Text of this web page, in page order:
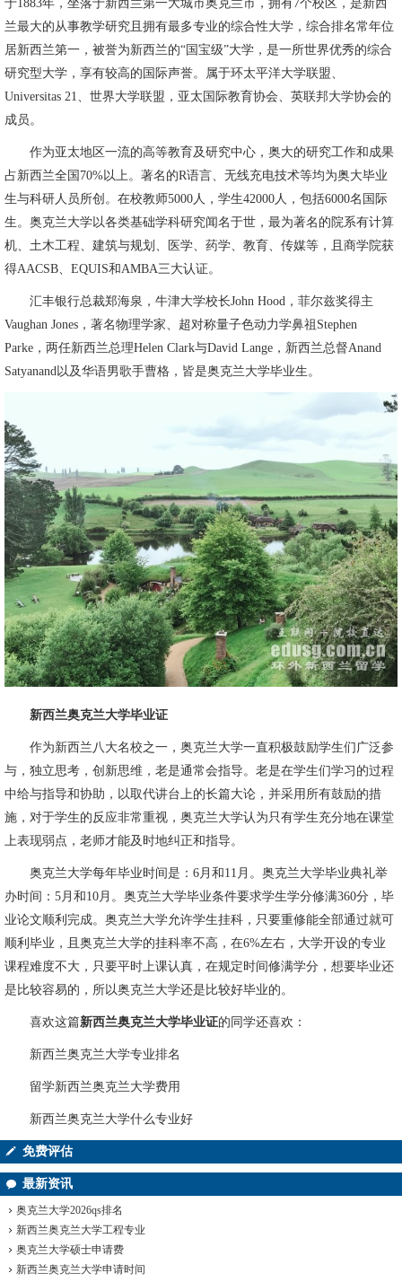
于1883年，坐落于新西兰第一大城市奥克兰市，拥有7个校区，是新西
兰最大的从事教学研究且拥有最多专业的综合性大学，综合排名常年位
居新西兰第一，被誉为新西兰的“国宝级”大学，是一所世界优秀的综合
研究型大学，享有较高的国际声誉。属于环太平洋大学联盟、
Universitas 21、世界大学联盟，亚太国际教育协会、英联邦大学协会的
成员。
作为亚太地区一流的高等教育及研究中心，奥大的研究工作和成果
占新西兰全国70%以上。著名的R语言、无线充电技术等均为奥大毕业
生与科研人员所创。在校教师5000人，学生42000人，包括6000名国际
生。奥克兰大学以各类基础学科研究闻名于世，最为著名的院系有计算
机、土木工程、建筑与规划、医学、药学、教育、传媒等，且商学院获
得AACSB、EQUIS和AMBA三大认证。
汇丰银行总裁郑海泉，牛津大学校长John Hood，菲尔兹奖得主
Vaughan Jones，著名物理学家、超对称量子色动力学鼻祖Stephen
Parke，两任新西兰总理Helen Clark与David Lange，新西兰总督Anand
Satyanand以及华语男歌手曹格，皆是奥克兰大学毕业生。
新西兰奥克兰大学毕业证
作为新西兰八大名校之一，奥克兰大学一直积极鼓励学生们广泛参
与，独立思考，创新思维，老是通常会指导。老是在学生们学习的过程
中给与指导和协助，以取代讲台上的长篇大论，并采用所有鼓励的措
施，对于学生的反应非常重视，奥克兰大学认为只有学生充分地在课堂
上表现弱点，老师才能及时地纠正和指导。
奥克兰大学每年毕业时间是：6月和11月。奥克兰大学毕业典礼举
办时间：5月和10月。奥克兰大学毕业条件要求学生学分修满360分，毕
业论文顺利完成。奥克兰大学允许学生挂科，只要重修能全部通过就可
顺利毕业，且奥克兰大学的挂科率不高，在6%左右，大学开设的专业
课程难度不大，只要平时上课认真，在规定时间修满学分，想要毕业还
是比较容易的，所以奥克兰大学还是比较好毕业的。
喜欢这篇新西兰奥克兰大学毕业证的同学还喜欢：
新西兰奥克兰大学专业排名
留学新西兰奥克兰大学费用
新西兰奥克兰大学什么专业好
免费评估
最新资讯
奥克兰大学2026qs排名
新西兰奥克兰大学工程专业
奥克兰大学硕士申请费
新西兰奥克兰大学申请时间